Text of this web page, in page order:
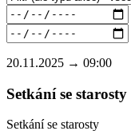
20.11.2025 → 09:00
Setkání se
Setkání se starosty